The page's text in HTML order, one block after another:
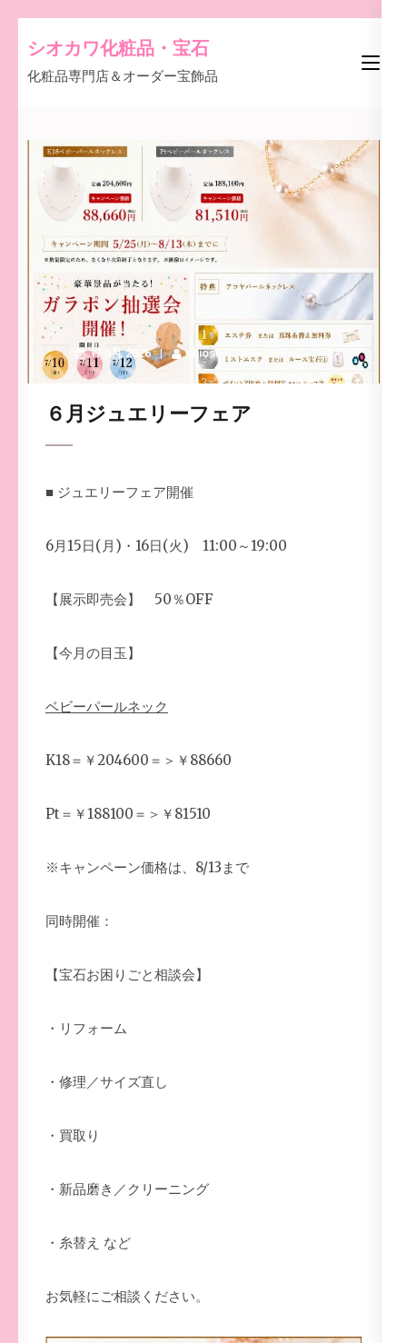
ン
テ
ツ
(Enter
シオカワ化粧品・宝石
化粧品専門店＆オーダー宝飾品
17 5月 2026 shiost キャンペーン、宝石
６月ジュエリーフェア
■ ジュエリーフェア開催
6月15日(月)・16日(火) 11:00～19:00
【展示即売会】 50％OFF
【今月の目玉】
ベビーパールネック
K18＝￥204600＝＞￥88660
Pt＝￥188100＝＞￥81510
※キャンペーン価格は、8/13まで
同時開催：
【宝石お困りごと相談会】
・リフォーム
・修理／サイズ直し
・買取り
・新品磨き／クリーニング
・糸替え など
お気軽にご相談ください。